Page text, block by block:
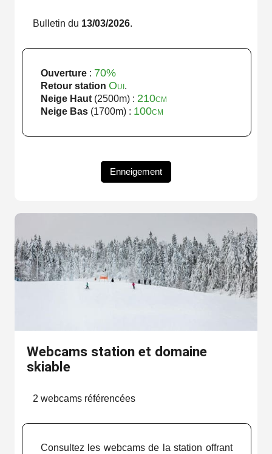
Bulletin du 13/03/2026.
Ouverture: 70%
Retour station Oui.
Neige Haut(2500m) : 210cm
Neige Bas(1700m) : 100cm
Enneigement
Webcams station et domaine
skiable
2 webcams référencées
Consultez les webcams de la station offrant